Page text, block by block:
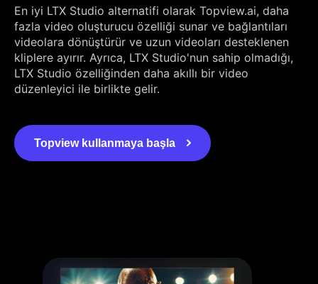
En iyi LTX Studio alternatifi olarak Topview.ai, daha
fazla video oluşturucu özelliği sunar ve bağlantıları
videolara dönüştürür ve uzun videoları desteklenen
kliplere ayırır. Ayrıca, LTX Studio'nun sahip olmadığı,
LTX Studio özelliğinden daha akıllı bir video
düzenleyici ile birlikte gelir.
Topview kullanmaya başla